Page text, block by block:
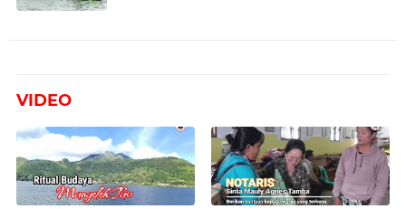
VIDEO